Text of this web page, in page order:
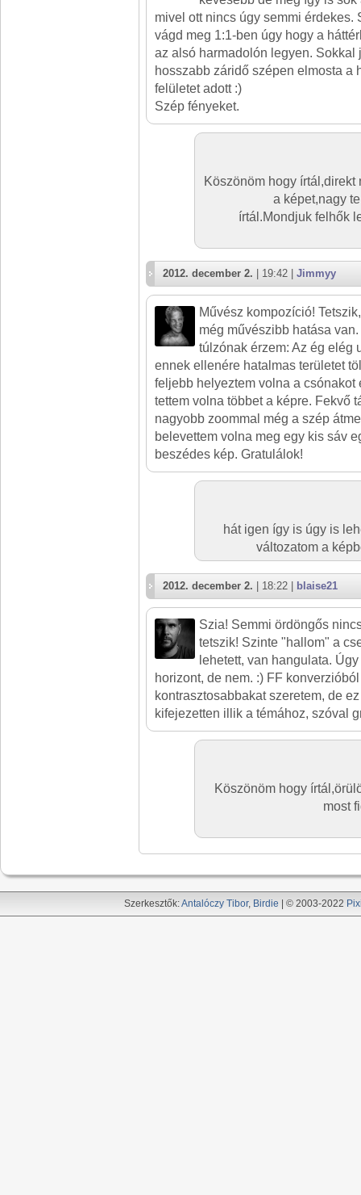
mivel ott nincs úgy semmi érdekes.
vágd meg 1:1-ben úgy hogy a
az alsó harmadolón legyen. Sokkal
hosszabb záridő szépen elmosta a
felületet adott :)
Szép fényeket.
Köszönöm hogy
a képet,nagy
írtál.Mondjuk felhők
2012. december 2. | 19:42 | Jimmyy
Művész kompozíció!
még művészibb hatása
túlzónak érzem: Az ég elég
ennek ellenére hatalmas területet
feljebb helyeztem volna a csónakot
tettem volna többet a képre. Fekvő
nagyobb zoommal még a szép
belevettem volna meg egy kis sáv
beszédes kép. Gratulálok!
hát igen így is úgy is
változatom a
2012. december 2. | 18:22 | blaise21
Szia! Semmi ördöngős
tetszik! Szinte "hallom" a
lehetett, van hangulata.
horizont, de nem. :) FF
kontrasztosabbakat szeretem, de
kifejezetten illik a témához, szóval
Köszönöm hogy
most
Szerkesztők:Antalóczy Tibor, Birdie | © 2003-2022